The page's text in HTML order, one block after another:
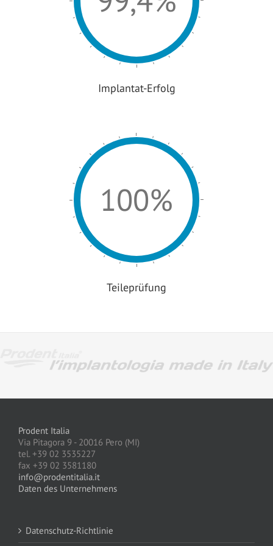
Implantat-Erfolg
100%
Teileprüfung
Prodent Italia
Via Pitagora 9 - 20016 Pero (MI)
tel. +39 02 3535227
fax +39 02 3581180
info@prodentitalia.it
Daten des Unternehmens
Datenschutz-Richtlinie